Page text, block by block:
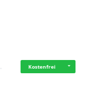
Kostenfrei